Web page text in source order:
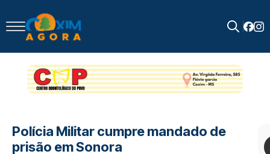
for:
Polícia Militar cumpre mandado de
prisão em Sonora